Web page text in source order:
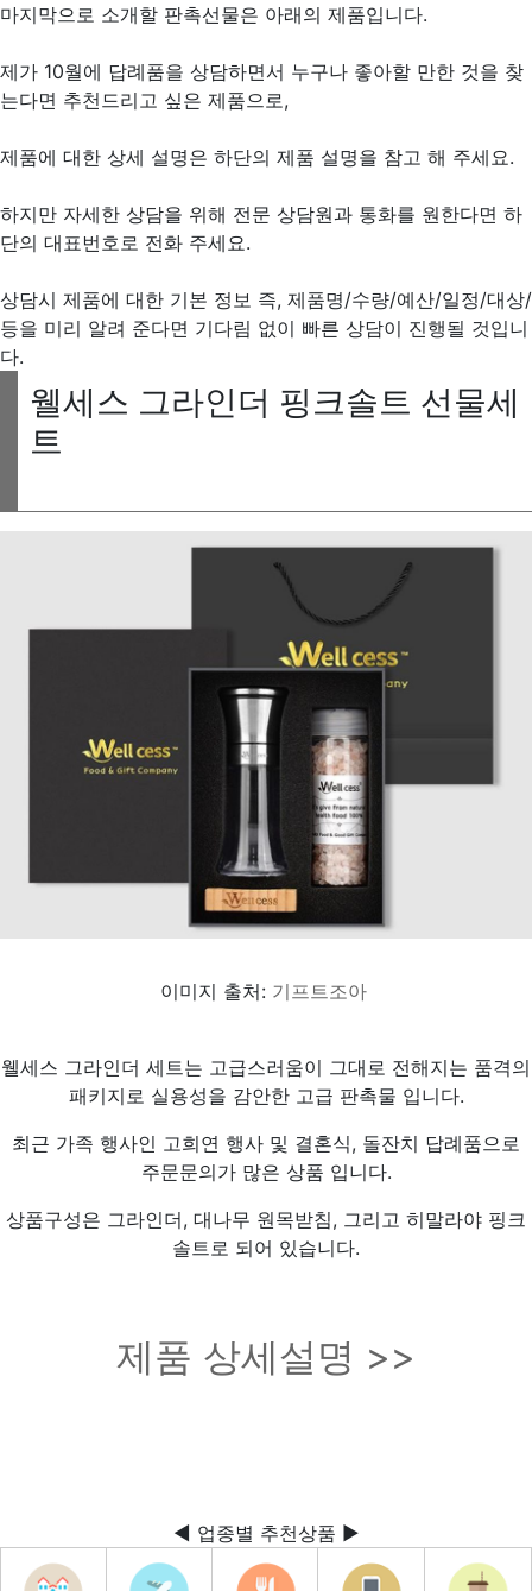
마지막으로 소개할 판촉선물은 아래의 제품입니다.
제가 10월에 답례품을 상담하면서 누구나 좋아할 만한 것을 찾
는다면 추천드리고 싶은 제품으로,
제품에 대한 상세 설명은 하단의 제품 설명을 참고 해 주세요.
하지만 자세한 상담을 위해 전문 상담원과 통화를 원한다면 하
단의 대표번호로 전화 주세요.
상담시 제품에 대한 기본 정보 즉, 제품명/수량/예산/일정/대상/
등을 미리 알려 준다면 기다림 없이 빠른 상담이 진행될 것입니
다.
웰세스 그라인더 핑크솔트 선물세
트
이미지 출처: 기프트조아
웰세스 그라인더 세트는 고급스러움이 그대로 전해지는 품격의
패키지로 실용성을 감안한 고급 판촉물 입니다.
최근 가족 행사인 고희연 행사 및 결혼식, 돌잔치 답례품으로
주문문의가 많은 상품 입니다.
상품구성은 그라인더, 대나무 원목받침, 그리고 히말라야 핑크
솔트로 되어 있습니다.
제품 상세설명 >>
◀ 업종별 추천상품 ▶